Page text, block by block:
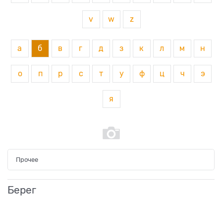
v w z
а б в г д з к л м н
о п р с т у ф ц ч э
я
Прочее
Берег